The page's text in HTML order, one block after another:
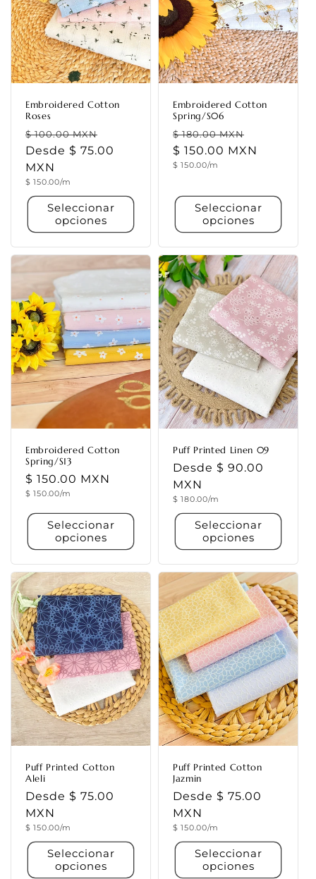
Embroidered Cotton
Roses
Precio
habitual
$ 100.00 MXN
de
Desde $ 75.00
MXN
Precio
$ 150.00/m
Seleccionar
opciones
Embroidered Cotton
Spring/S06
Precio
habitual
$ 180.00 MXN
de
$ 150.00 MXN
Precio
$ 150.00/m
Seleccionar
opciones
Embroidered Cotton
Spring/S13
Precio
habitual
$ 150.00 MXN
Precio
$ 150.00/m
Seleccionar
opciones
Puff Printed Linen 09
Precio
habitual
Desde $ 90.00
MXN
Precio
$ 180.00/m
Seleccionar
opciones
Puff Printed Cotton
Aleli
Precio
habitual
Desde $ 75.00
MXN
Precio
$ 150.00/m
Seleccionar
opciones
Puff Printed Cotton
Jazmin
Precio
habitual
Desde $ 75.00
MXN
Precio
$ 150.00/m
Seleccionar
opciones